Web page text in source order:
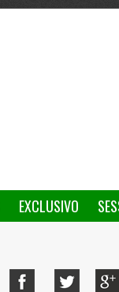
EXCLUSIVO